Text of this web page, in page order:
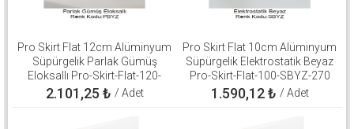
Pro Skirt Flat 12cm Alüminyum
Süpürgelik Parlak Gümüş
Eloksallı Pro-Skirt-Flat-120-
PBYZ-270
2.101,25 ₺ / Adet
Pro Skirt Flat 10cm Alüminyum
Süpürgelik Elektrostatik Beyaz
Pro-Skirt-Flat-100-SBYZ-270
1.590,12₺ / Adet